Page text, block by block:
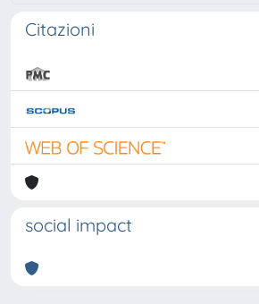
Citazioni
social impact